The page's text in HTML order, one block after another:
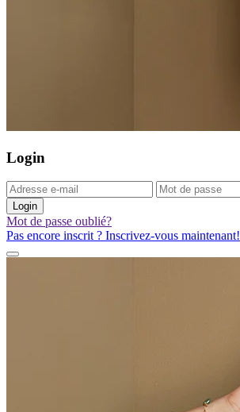
Login
Login
Mot de passe oublié?
Pas encore inscrit ? Inscrivez-vous maintenant!